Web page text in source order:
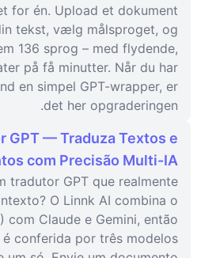
for én. Upload et dokument
tekst, vælg målsproget, og
136 sprog – med flydende,
på få minutter. Når du har
en simpel GPT-wrapper, er
det her opgraderingen.
GPT — Traduza Textos e
com Precisão Multi-IA
tradutor GPT que realmente
O Linnk AI combina o
com Claude e Gemini, então
conferida por três modelos